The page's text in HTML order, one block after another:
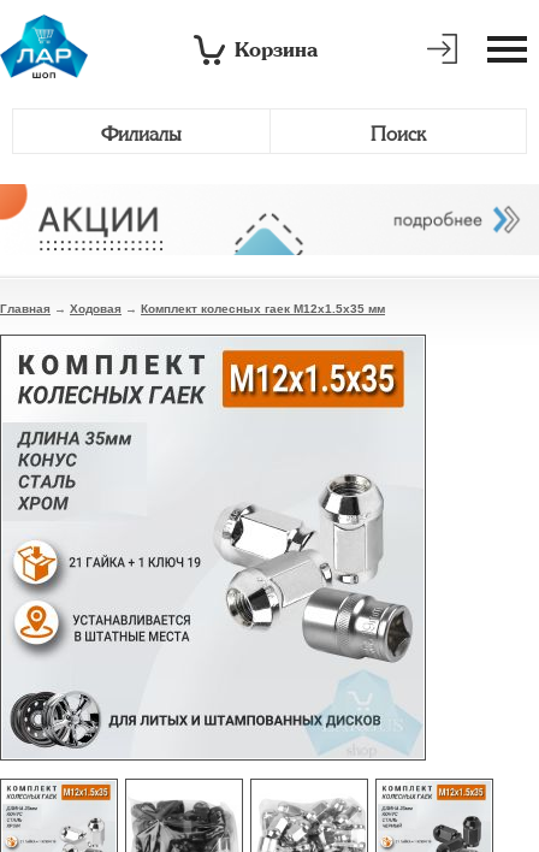
Корзина
Филиалы Поиск
Главная → Ходовая → Комплект колесных гаек M12x1.5x35 мм